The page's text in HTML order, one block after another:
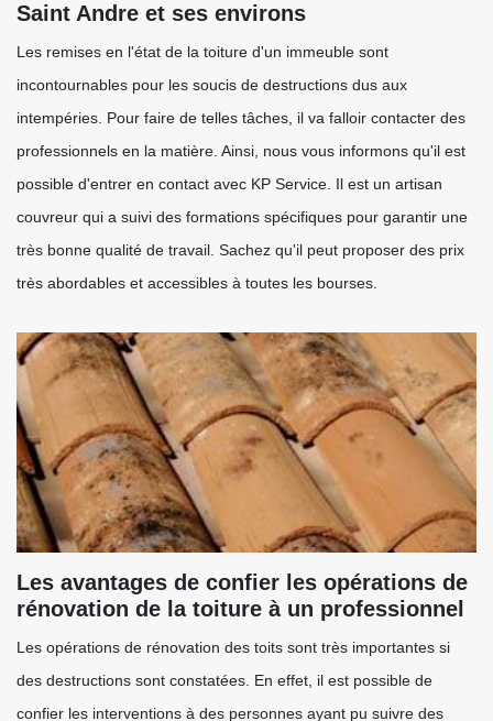
Saint Andre et ses environs
Les remises en l'état de la toiture d'un immeuble sont
incontournables pour les soucis de destructions dus aux
intempéries. Pour faire de telles tâches, il va falloir contacter des
professionnels en la matière. Ainsi, nous vous informons qu'il est
possible d'entrer en contact avec KP Service. Il est un artisan
couvreur qui a suivi des formations spécifiques pour garantir une
très bonne qualité de travail. Sachez qu'il peut proposer des prix
très abordables et accessibles à toutes les bourses.
Les avantages de confier les opérations de
rénovation de la toiture à un professionnel
Les opérations de rénovation des toits sont très importantes si
des destructions sont constatées. En effet, il est possible de
confier les interventions à des personnes ayant pu suivre des